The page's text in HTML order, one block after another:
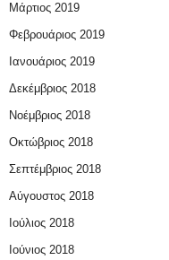
Μάρτιος 2019
Φεβρουάριος 2019
Ιανουάριος 2019
Δεκέμβριος 2018
Νοέμβριος 2018
Οκτώβριος 2018
Σεπτέμβριος 2018
Αύγουστος 2018
Ιούλιος 2018
Ιούνιος 2018